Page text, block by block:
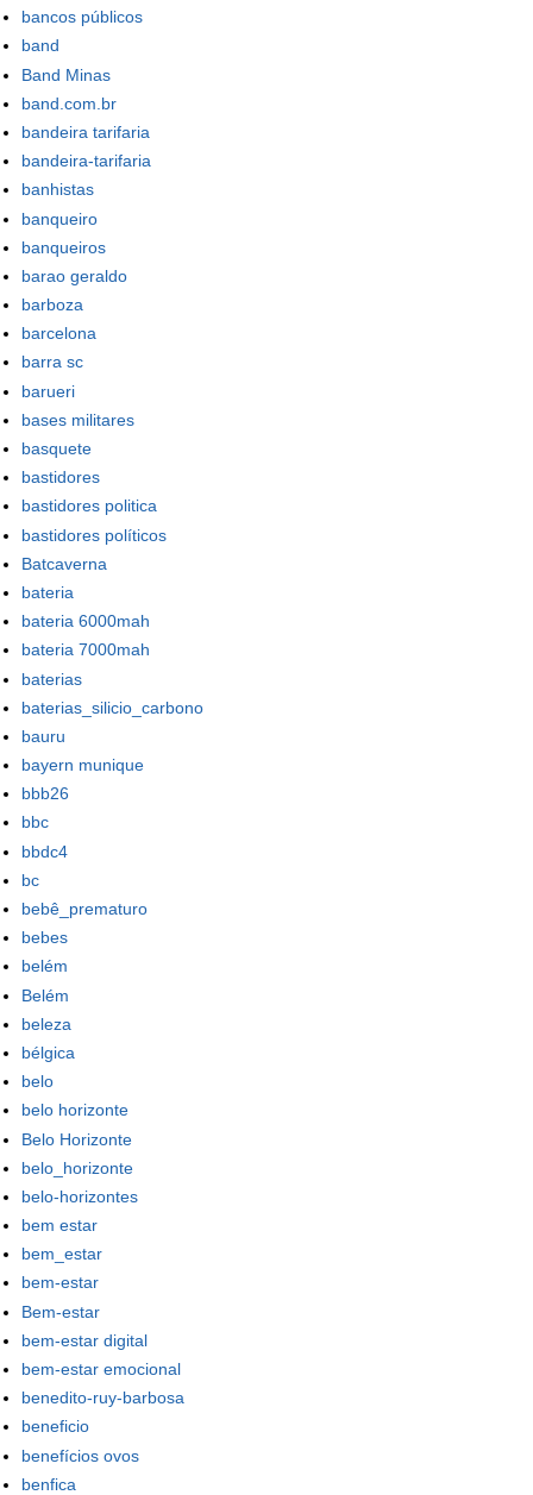
bancos públicos
band
Band Minas
band.com.br
bandeira tarifaria
bandeira-tarifaria
banhistas
banqueiro
banqueiros
barao geraldo
barboza
barcelona
barra sc
barueri
bases militares
basquete
bastidores
bastidores politica
bastidores políticos
Batcaverna
bateria
bateria 6000mah
bateria 7000mah
baterias
baterias_silicio_carbono
bauru
bayern munique
bbb26
bbc
bbdc4
bc
bebê_prematuro
bebes
belém
Belém
beleza
bélgica
belo
belo horizonte
Belo Horizonte
belo_horizonte
belo-horizontes
bem estar
bem_estar
bem-estar
Bem-estar
bem-estar digital
bem-estar emocional
benedito-ruy-barbosa
beneficio
benefícios ovos
benfica